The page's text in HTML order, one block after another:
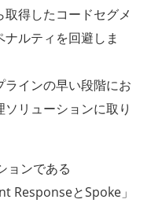
得したコードセグメ
ルティを回避しま
インの早い段階にお
リューションに取り
ョンである
ResponseとSpoke」